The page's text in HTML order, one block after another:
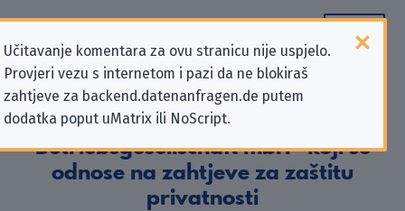
Učitavanje komentara za ovu stranicu nije uspjelo.
Provjeri vezu s internetom i pazi da ne blokiraš
zahtjeve za backend.datenanfragen.de putem
dodatka poput uMatrix ili NoScript.
Podaci kontakta „Harlekin Spiel-
und Unterhaltungsautomaten
Betriebsgesellschaft mbH” koji se
odnose na zahtjeve za zaštitu
privatnosti